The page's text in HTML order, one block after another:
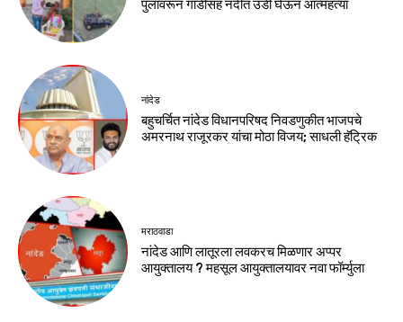
पुलावरून गाडीसह नदीत उडी घेऊन आत्महत्या
नांदेड
बहुचर्चित नांदेड विधानपरिषद निवडणुकीत भाजपचे
अमरनाथ राजूरकर यांचा मोठा विजय; साधली हॅट्रिक
मराठवाडा
नांदेड आणि लातूरला लवकरच मिळणार अप्पर
आयुक्तालय ? महसूल आयुक्तालयावर नवा फॉर्म्युला